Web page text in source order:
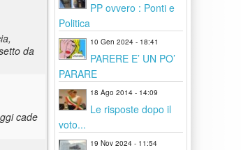
da
cade
PP ovvero : Ponti e
Politica
10 Gen 2024 - 18:41
PARERE E’ UN PO’
PARARE
18 Ago 2014 - 14:09
Le risposte dopo il
voto...
19 Nov 2024 - 11:54